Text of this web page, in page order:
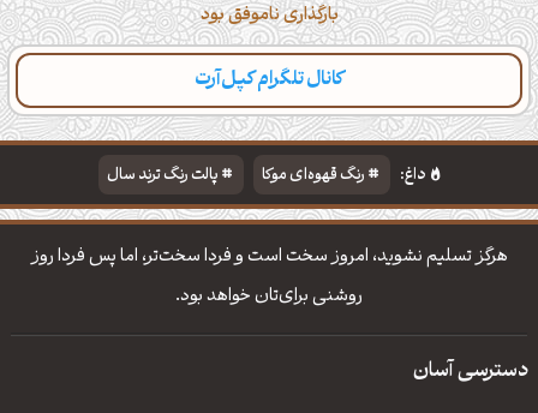
بارگذاری ناموفق بود
کانال تلگرام کپل‌آرت
داغ: رنگ قهوه‌ای موکا
پالت رنگ ترند سال
دانلود والپیپر مذهبی
تایپوگرافی شعر مولانا
هرگز تسلیم نشوید، امروز سخت است و فردا سخت‌تر، اما پس فردا روز
روشنی برای‌تان خواهد بود.
دسترسی آسان